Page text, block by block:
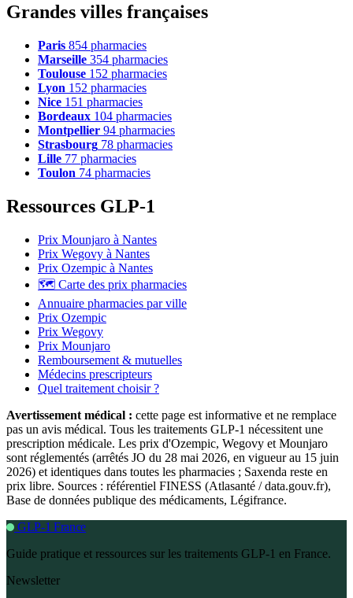
Grandes villes françaises
Paris 854 pharmacies
Marseille 354 pharmacies
Toulouse 152 pharmacies
Lyon 152 pharmacies
Nice 151 pharmacies
Bordeaux 104 pharmacies
Montpellier 94 pharmacies
Strasbourg 78 pharmacies
Lille 77 pharmacies
Toulon 74 pharmacies
Ressources GLP-1
Prix Mounjaro à Nantes
Prix Wegovy à Nantes
Prix Ozempic à Nantes
🗺️ Carte des prix pharmacies
Annuaire pharmacies par ville
Prix Ozempic
Prix Wegovy
Prix Mounjaro
Remboursement & mutuelles
Médecins prescripteurs
Quel traitement choisir ?
Avertissement médical : cette page est informative et ne remplace
pas un avis médical. Tous les traitements GLP-1 nécessitent une
prescription médicale. Les prix d'Ozempic, Wegovy et Mounjaro
sont réglementés (arrêtés JO du 28 mai 2026, en vigueur au 15 juin
2026) et identiques dans toutes les pharmacies ; Saxenda reste en
prix libre. Sources : référentiel FINESS (Atlasanté / data.gouv.fr),
Base de données publique des médicaments, Légifrance.
GLP-1 France
Guide pratique et ressources sur les traitements GLP-1 en France.
Newsletter